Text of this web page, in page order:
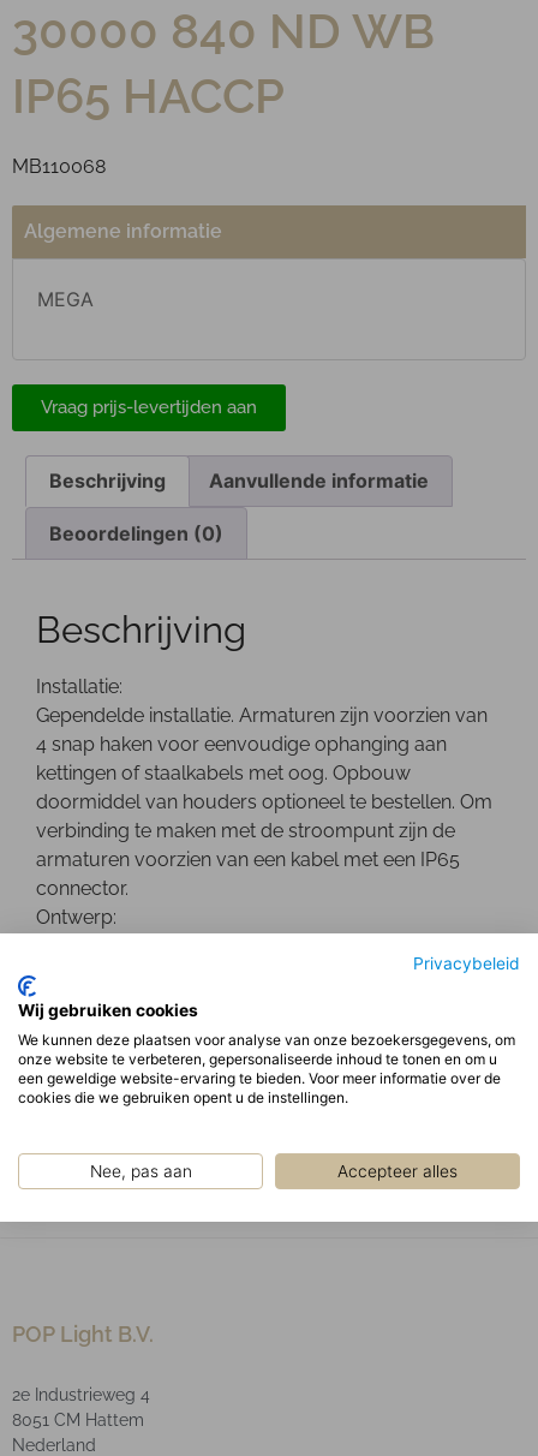
Privacybeleid
Wij gebruiken cookies
We kunnen deze plaatsen voor analyse van onze bezoekersgegevens, om
onze website te verbeteren, gepersonaliseerde inhoud te tonen en om u
een geweldige website-ervaring te bieden. Voor meer informatie over de
cookies die we gebruiken opent u de instellingen.
Nee, pas aan Accepteer alles
30000 840 ND WB
IP65 HACCP
MB110068
Algemene informatie
MEGA
Vraag prijs-levertijden aan
Beschrijving Aanvullende informatie
Beoordelingen (0)
Beschrijving
Installatie:
Gependelde installatie. Armaturen zijn voorzien van
4 snap haken voor eenvoudige ophanging aan
kettingen of staalkabels met oog. Opbouw
doormiddel van houders optioneel te bestellen. Om
verbinding te maken met de stroompunt zijn de
armaturen voorzien van een kabel met een IP65
connector.
Ontwerp:
driver is gemon-teerd op de rug van het armatuur.
Optisch:
Hoogglans reflectoren gemaakt van MIRO®
aluminium.
Type LED: SMD
chemische invloeden!
POP Light B.V.
2e Industrieweg 4
8051 CM Hattem
Nederland